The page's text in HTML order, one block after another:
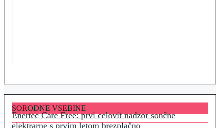
SORODNE VSEBINE
Enertec Care Free: prvi celovit nadzor sončne
elektrarne s prvim letom brezplačno